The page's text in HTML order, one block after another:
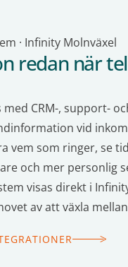
· Infinity Molnväxel
redan när
CRM-, support-
vid
vem som ringer, se
och mer personlig
visas direkt i
av att växla